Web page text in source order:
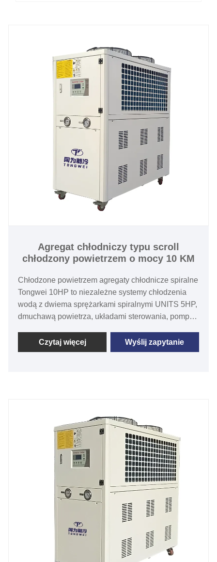
Agregat chłodniczy typu scroll
chłodzony powietrzem o mocy 10 KM
Chłodzone powietrzem agregaty chłodnicze spiralne
Tongwei 10HP to niezależne systemy chłodzenia
wodą z dwiema sprężarkami spiralnymi UNITS 5HP,
dmuchawą powietrza, układami sterowania, pompą
jednym zamkniętym urządzeniu. Dzięki tej
konstrukcji agregat chłodniczy można łatwo wysłać i
Twoich unikalnych specyfikacji – Uzyskaj wycenę
agregatu chłodniczego już teraz.
Czytaj więcej Wyślij zapytanie